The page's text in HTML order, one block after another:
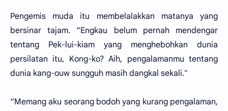
Pengemis muda itu membelalakkan matanya yang
bersinar tajam. “Engkau belum pernah mendengar
tentang Pek-lui-kiam yang menghebohkan dunia
persilatan itu, Kong-ko? Aih, pengalamanmu tentang
dunia kang-ouw sungguh masih dangkal sekali."
“Memang aku seorang bodoh yang kurang pengalaman,